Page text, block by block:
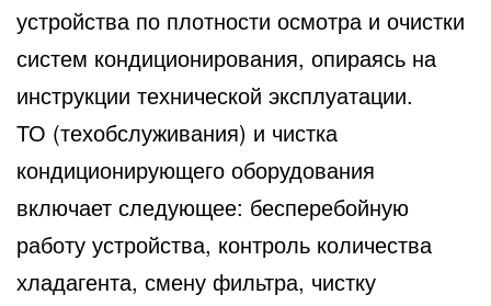
устройства по плотности осмотра и очистки
систем кондиционирования, опираясь на
инструкции технической эксплуатации.
ТО (техобслуживания) и чистка
кондиционирующего оборудования
включает следующее: бесперебойную
работу устройства, контроль количества
хладагента, смену фильтра, чистку